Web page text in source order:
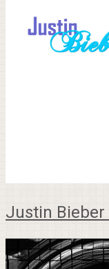
Justin Bieber